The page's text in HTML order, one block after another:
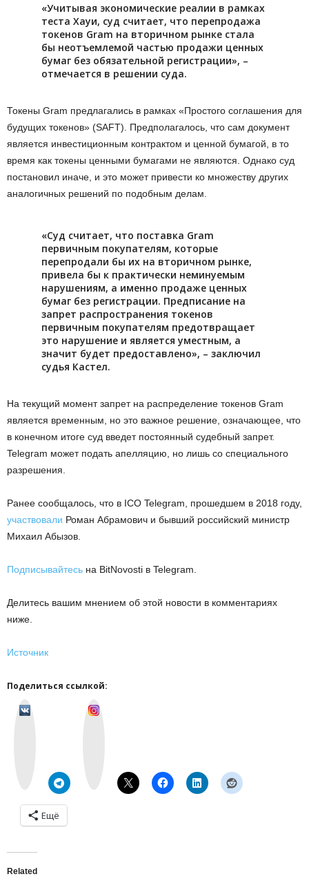
«Учитывая экономические реалии в рамках
теста Хауи, суд считает, что перепродажа
токенов Gram на вторичном рынке стала
бы неотъемлемой частью продажи ценных
бумаг без обязательной регистрации», –
отмечается в решении суда.
Токены Gram предлагались в рамках «Простого соглашения для
будущих токенов» (SAFT). Предполагалось, что сам документ
является инвестиционным контрактом и ценной бумагой, в то
время как токены ценными бумагами не являются. Однако суд
постановил иначе, и это может привести ко множеству других
аналогичных решений по подобным делам.
«Суд считает, что поставка Gram
первичным покупателям, которые
перепродали бы их на вторичном рынке,
привела бы к практически неминуемым
нарушениям, а именно продаже ценных
бумаг без регистрации. Предписание на
запрет распространения токенов
первичным покупателям предотвращает
это нарушение и является уместным, а
значит будет предоставлено», – заключил
судья Кастел.
На текущий момент запрет на распределение токенов Gram
является временным, но это важное решение, означающее, что
в конечном итоге суд введет постоянный судебный запрет.
Telegram может подать апелляцию, но лишь со специального
разрешения.
Ранее сообщалось, что в ICO Telegram, прошедшем в 2018 году,
участвовали Роман Абрамович и бывший российский министр
Михаил Абызов.
Подписывайтесь на BitNovosti в Telegram.
Делитесь вашим мнением об этой новости в комментариях
ниже.
Источник
Поделиться ссылкой:
Ещё
Related